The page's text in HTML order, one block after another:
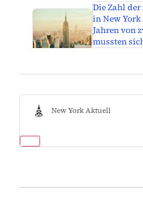
Die Zahl
in New
Jahren von
mussten
New York Aktuell